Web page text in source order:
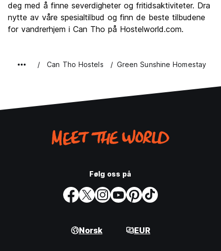
deg med å finne severdigheter og fritidsaktiviteter. Dra
nytte av våre spesialtilbud og finn de beste tilbudene
for vandrerhjem i Can Tho på Hostelworld.com.
Can Tho Hostels Green Sunshine Homestay
Følg oss på
Norsk EUR